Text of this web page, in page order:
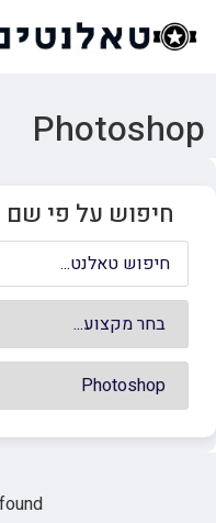
Photoshop
חיפוש על פי